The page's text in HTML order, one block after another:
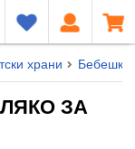
храни Бебешки
ЗА